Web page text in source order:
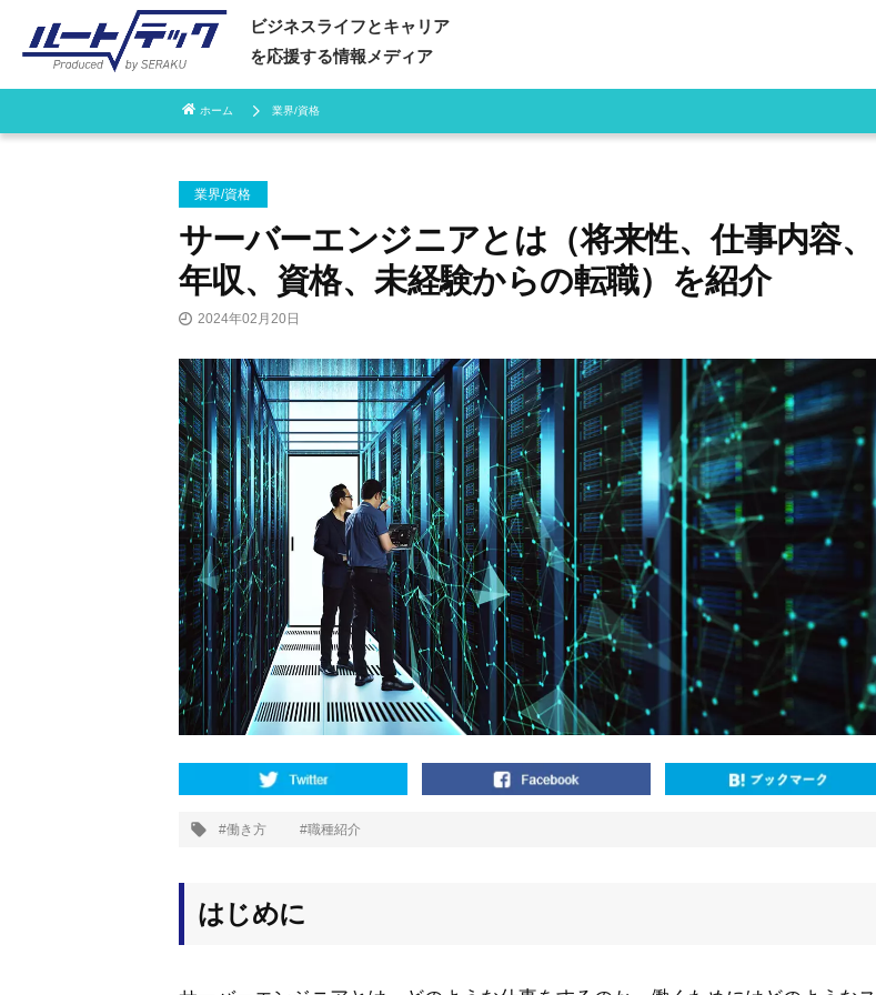
ビジネスライフとキャリア
を応援する情報メディア
ホーム 業界/資格
業界/資格
サーバーエンジニアとは（将来性、仕事内容、
年収、資格、未経験からの転職）を紹介
2024年02月20日
働き方 職種紹介
はじめに